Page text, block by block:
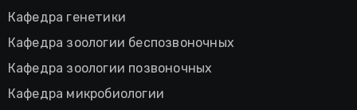
Кафедра генетики
Кафедра зоологии беспозвоночных
Кафедра зоологии позвоночных
Кафедра микробиологии